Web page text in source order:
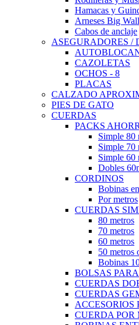
Hamacas y
Arneses Big Wall
Cabos de anclaje
ASEGURADORES /
CAZOLETAS
OCHOS - 8
PLACAS
CALZADO
PIES DE GATO
CUERDAS
PACKS
Simple 80
Simple 70
Simple 60
Dobles
CORDINOS
Bobinas
Por metros
CUERDAS
80 metros
70 metros
60 metros
50 metros
Bobinas
BOLSAS
CUERDAS
CUERDAS
ACCESORIOS
CUERDA POR